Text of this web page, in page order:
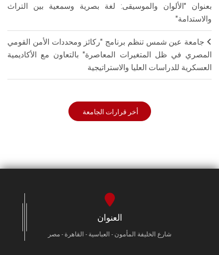
بعنوان "الألوان والموسيقى: لغة بصرية وسمعية بين التراث
والاستدامة"
جامعة عين شمس تنظم برنامج "ركائز ومحددات الأمن القومي
المصري في ظل المتغيرات المعاصرة" بالتعاون مع الأكاديمية
العسكرية للدراسات العليا والاستراتيجية
أخر قرارات الجامعة
العنوان
شارع الخليفة المأمون - العباسية - القاهرة - مصر